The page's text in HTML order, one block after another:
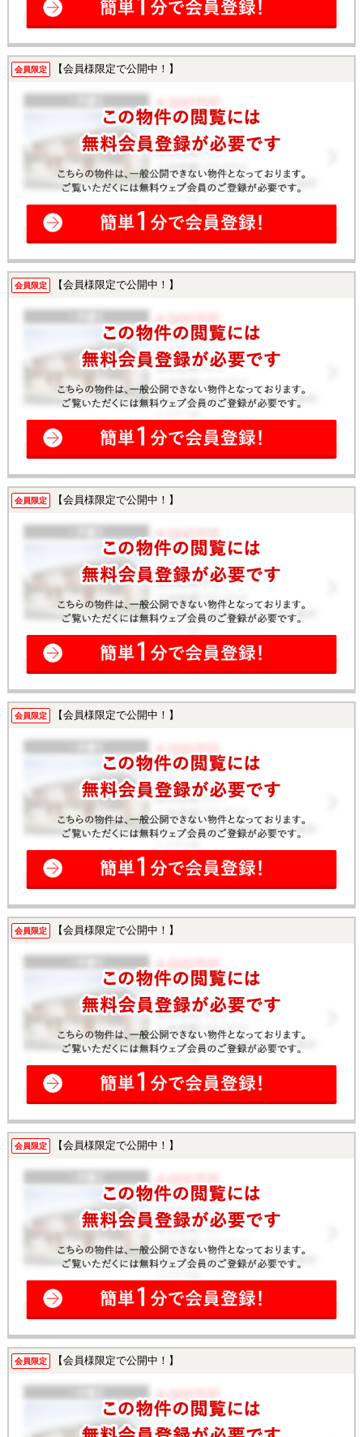
会員限定 【会員様限定で公開中！】
会員限定 【会員様限定で公開中！】
会員限定 【会員様限定で公開中！】
会員限定 【会員様限定で公開中！】
会員限定 【会員様限定で公開中！】
会員限定 【会員様限定で公開中！】
会員限定 【会員様限定で公開中！】